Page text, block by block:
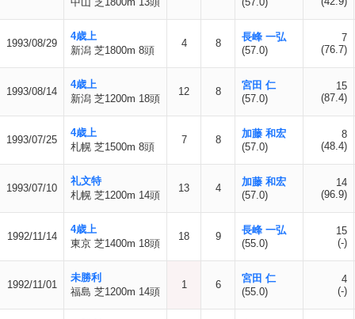
1993/08/29
4歳上
新潟 芝1800m 8頭
4 8
長峰 一弘
(57.0)
7
(76.7)
1993/08/14
4歳上
新潟 芝1200m 18頭
12 8
宮田 仁
(57.0)
15
(87.4)
1993/07/25
4歳上
札幌 芝1500m 8頭
7 8
加藤 和宏
(57.0)
8
(48.4)
1993/07/10
礼文特
札幌 芝1200m 14頭
13 4
加藤 和宏
(57.0)
14
(96.9)
1992/11/14
4歳上
東京 芝1400m 18頭
18 9
長峰 一弘
(55.0)
15
(-)
1992/11/01
未勝利
福島 芝1200m 14頭
1 6
宮田 仁
(55.0)
4
(-)